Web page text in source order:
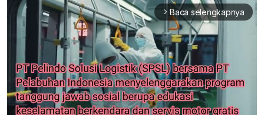
arrow_forward_ios Baca selengkapnya